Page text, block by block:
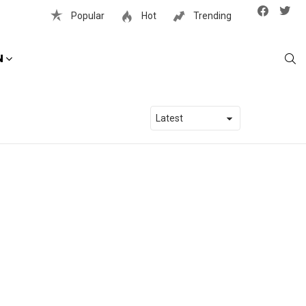
Popular Hot Trending
Facebook